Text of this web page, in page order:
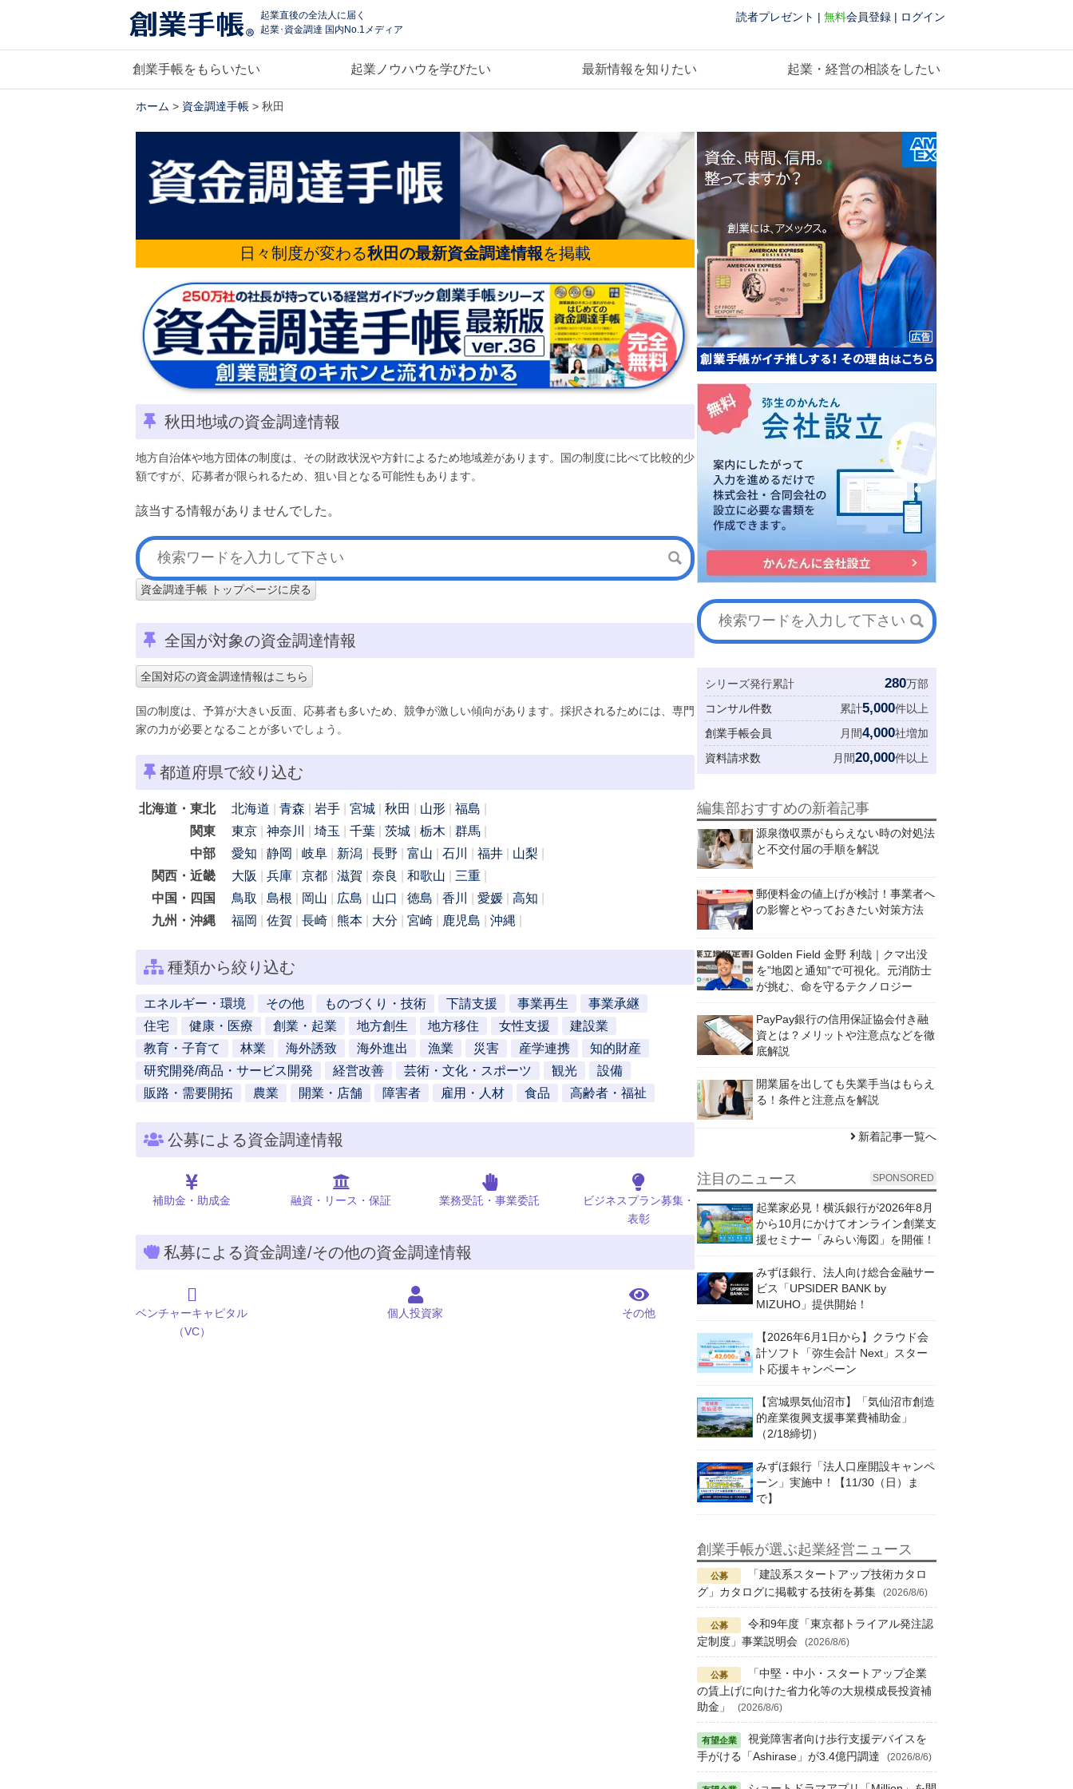
起業直後の全法人に届く
起業･資金調達 国内No.1メディア
読者プレゼント | 無料会員登録 | ログイン
創業手帳をもらいたい 起業ノウハウを学びたい 最新情報を知りたい 起業・経営の相談をしたい
ホーム > 資金調達手帳 > 秋田
日々制度が変わる秋田の最新資金調達情報を掲載
秋田地域の資金調達情報
地方自治体や地方団体の制度は、その財政状況や方針によるため地域差があります。国の制度に比べて比較的少
額ですが、応募者が限られるため、狙い目となる可能性もあります。
該当する情報がありませんでした。
資金調達手帳 トップページに戻る
全国が対象の資金調達情報
全国対応の資金調達情報はこちら
国の制度は、予算が大きい反面、応募者も多いため、競争が激しい傾向があります。採択されるためには、専門
家の力が必要となることが多いでしょう。
都道府県で絞り込む
北海道・東北 北海道 青森 岩手 宮城 秋田 山形
福島
関東
東京 神奈川 埼玉 千葉 茨城 栃木
群馬
中部
愛知 静岡 岐阜 新潟 長野 富山 石川 福井
山梨
関西・近畿
大阪 兵庫 京都 滋賀 奈良 和歌山
三重
中国・四国
鳥取 島根 岡山 広島 山口 徳島 香川 愛媛
高知
九州・沖縄
福岡 佐賀 長崎 熊本 大分 宮崎 鹿児島 沖縄
種類から絞り込む
エネルギー・環境 その他 ものづくり・技術 下請支援 事業再生
事業承継
住宅
健康・医療 創業・起業 地方創生 地方移住 女性支援
建設業
教育・子育て
林業 海外誘致 海外進出 漁業 災害 産学連携
知的財産
研究開発/商品・サービス開発
経営改善 芸術・文化・スポーツ 観光
設備
販路・需要開拓
農業 開業・店舗 障害者 雇用・人材 食品 高齢者・福祉
公募による資金調達情報
補助金・助成金 融資・リース・保証 業務受託・事業委託
ビジネスプラン募集・
表彰
私募による資金調達/その他の資金調達情報
ベンチャーキャピタル
（VC）
個人投資家 その他
シリーズ発行累計 280万部
コンサル件数
累計5,000件以上
創業手帳会員
月間4,000社増加
資料請求数
月間20,000件以上
編集部おすすめの新着記事
源泉徴収票がもらえない時の対処法
と不交付届の手順を解説
郵便料金の値上げが検討！事業者へ
の影響とやっておきたい対策方法
Golden Field 金野 利哉｜クマ出没
を”地図と通知”で可視化。元消防士
が挑む、命を守るテクノロジー
PayPay銀行の信用保証協会付き融
資とは？メリットや注意点などを徹
底解説
開業届を出しても失業手当はもらえ
る！条件と注意点を解説
新着記事一覧へ
注目のニュース SPONSORED
起業家必見！横浜銀行が2026年8月
から10月にかけてオンライン創業支
援セミナー「みらい海図」を開催！
みずほ銀行、法人向け総合金融サー
ビス「UPSIDER BANK by
MIZUHO」提供開始！
【2026年6月1日から】クラウド会
計ソフト「弥生会計 Next」スター
ト応援キャンペーン
【宮城県気仙沼市】「気仙沼市創造
的産業復興支援事業費補助金」
（2/18締切）
みずほ銀行「法人口座開設キャンペ
ーン」実施中！【11/30（日）ま
で】
創業手帳が選ぶ起業経営ニュース
「建設系スタートアップ技術カタロ
グ」カタログに掲載する技術を募集
(2026/8/6)
令和9年度「東京都トライアル発注認
定制度」事業説明会
(2026/8/6)
「中堅・中小・スタートアップ企業
の賃上げに向けた省力化等の大規模成長投資補
助金」
(2026/8/6)
視覚障害者向け歩行支援デバイスを
手がける「Ashirase」が3.4億円調達
(2026/8/6)